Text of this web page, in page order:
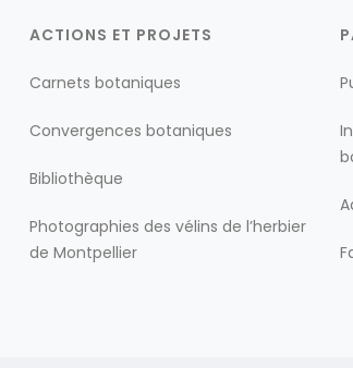
ACTIONS ET PROJETS
Carnets botaniques
Convergences botaniques
Bibliothèque
Photographies des vélins de l’herbier
de Montpellier